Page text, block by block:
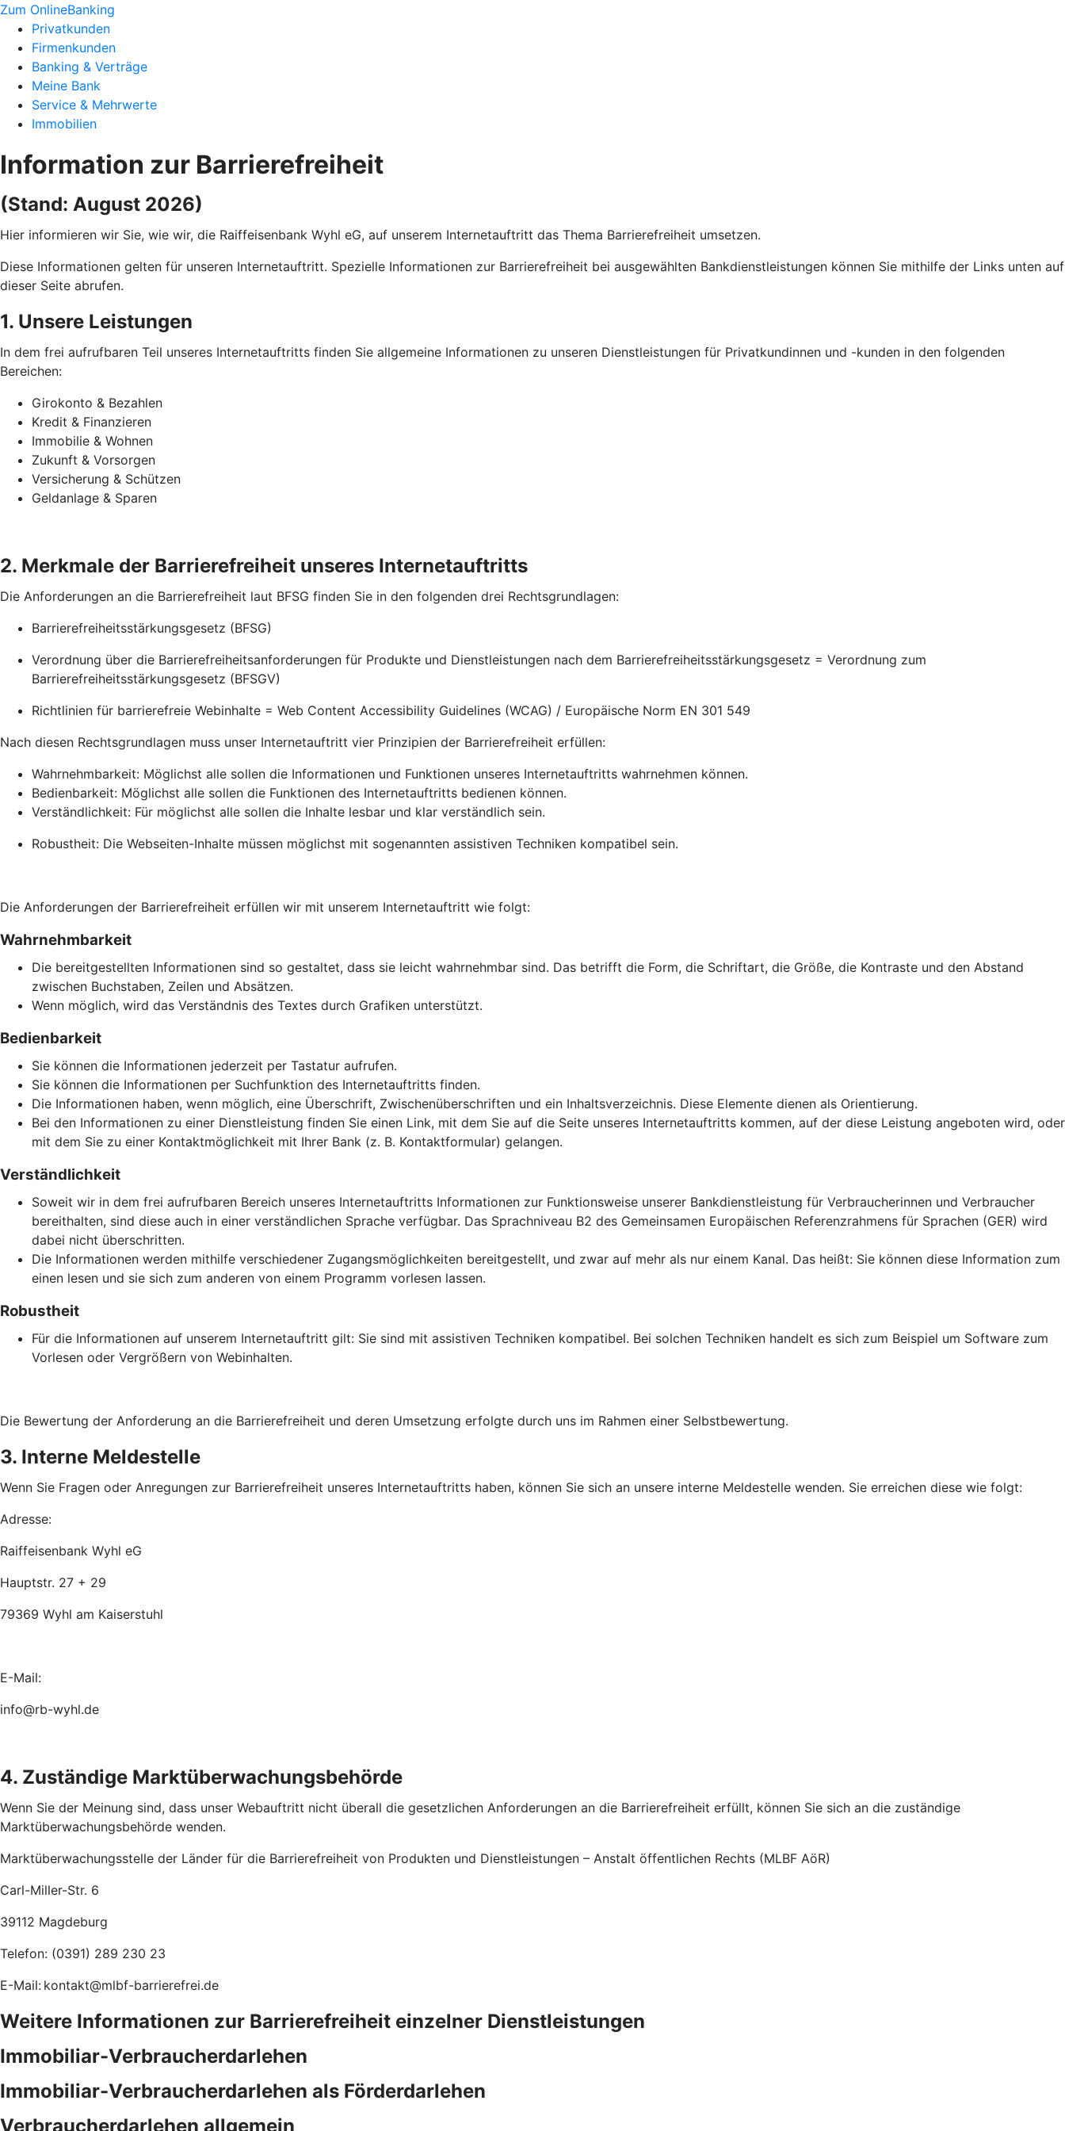
Zum OnlineBanking
Privatkunden
Firmenkunden
Banking & Verträge
Meine Bank
Service & Mehrwerte
Immobilien
Information zur Barrierefreiheit
(Stand: August 2026)
Hier informieren wir Sie, wie wir, die Raiffeisenbank Wyhl eG, auf unserem Internetauftritt das Thema Barrierefreiheit umsetzen.
Diese Informationen gelten für unseren Internetauftritt. Spezielle Informationen zur Barrierefreiheit bei ausgewählten Bankdienstleistungen können Sie mithilfe der Links unten auf
dieser Seite abrufen.
1. Unsere Leistungen
In dem frei aufrufbaren Teil unseres Internetauftritts finden Sie allgemeine Informationen zu unseren Dienstleistungen für Privatkundinnen und -kunden in den folgenden
Bereichen:
Girokonto & Bezahlen
Kredit & Finanzieren
Immobilie & Wohnen
Zukunft & Vorsorgen
Versicherung & Schützen
Geldanlage & Sparen
2. Merkmale der Barrierefreiheit unseres Internetauftritts
Die Anforderungen an die Barrierefreiheit laut BFSG finden Sie in den folgenden drei Rechtsgrundlagen:
Barrierefreiheitsstärkungsgesetz (BFSG)
Verordnung über die Barrierefreiheitsanforderungen für Produkte und Dienstleistungen nach dem Barrierefreiheitsstärkungsgesetz = Verordnung zum
Barrierefreiheitsstärkungsgesetz (BFSGV)
Richtlinien für barrierefreie Webinhalte = Web Content Accessibility Guidelines (WCAG) / Europäische Norm EN 301 549
Nach diesen Rechtsgrundlagen muss unser Internetauftritt vier Prinzipien der Barrierefreiheit erfüllen:
Wahrnehmbarkeit: Möglichst alle sollen die Informationen und Funktionen unseres Internetauftritts wahrnehmen können.
Bedienbarkeit: Möglichst alle sollen die Funktionen des Internetauftritts bedienen können.
Verständlichkeit: Für möglichst alle sollen die Inhalte lesbar und klar verständlich sein.
Robustheit: Die Webseiten-Inhalte müssen möglichst mit sogenannten assistiven Techniken kompatibel sein.
Die Anforderungen der Barrierefreiheit erfüllen wir mit unserem Internetauftritt wie folgt:
Wahrnehmbarkeit
Die bereitgestellten Informationen sind so gestaltet, dass sie leicht wahrnehmbar sind. Das betrifft die Form, die Schriftart, die Größe, die Kontraste und den Abstand
zwischen Buchstaben, Zeilen und Absätzen.
Wenn möglich, wird das Verständnis des Textes durch Grafiken unterstützt.
Bedienbarkeit
Sie können die Informationen jederzeit per Tastatur aufrufen.
Sie können die Informationen per Suchfunktion des Internetauftritts finden.
Die Informationen haben, wenn möglich, eine Überschrift, Zwischenüberschriften und ein Inhaltsverzeichnis. Diese Elemente dienen als Orientierung.
Bei den Informationen zu einer Dienstleistung finden Sie einen Link, mit dem Sie auf die Seite unseres Internetauftritts kommen, auf der diese Leistung angeboten wird, oder
mit dem Sie zu einer Kontaktmöglichkeit mit Ihrer Bank (z. B. Kontaktformular) gelangen.
Verständlichkeit
Soweit wir in dem frei aufrufbaren Bereich unseres Internetauftritts Informationen zur Funktionsweise unserer Bankdienstleistung für Verbraucherinnen und Verbraucher
bereithalten, sind diese auch in einer verständlichen Sprache verfügbar. Das Sprachniveau B2 des Gemeinsamen Europäischen Referenzrahmens für Sprachen (GER) wird
dabei nicht überschritten.
Die Informationen werden mithilfe verschiedener Zugangsmöglichkeiten bereitgestellt, und zwar auf mehr als nur einem Kanal. Das heißt: Sie können diese Information zum
einen lesen und sie sich zum anderen von einem Programm vorlesen lassen.
Robustheit
Für die Informationen auf unserem Internetauftritt gilt: Sie sind mit assistiven Techniken kompatibel. Bei solchen Techniken handelt es sich zum Beispiel um Software zum
Vorlesen oder Vergrößern von Webinhalten.
Die Bewertung der Anforderung an die Barrierefreiheit und deren Umsetzung erfolgte durch uns im Rahmen einer Selbstbewertung.
3. Interne Meldestelle
Wenn Sie Fragen oder Anregungen zur Barrierefreiheit unseres Internetauftritts haben, können Sie sich an unsere interne Meldestelle wenden. Sie erreichen diese wie folgt:
Adresse:
Raiffeisenbank Wyhl eG
Hauptstr. 27 + 29
79369 Wyhl am Kaiserstuhl
E-Mail:
info@rb-wyhl.de
4. Zuständige Marktüberwachungsbehörde
Wenn Sie der Meinung sind, dass unser Webauftritt nicht überall die gesetzlichen Anforderungen an die Barrierefreiheit erfüllt, können Sie sich an die zuständige
Marktüberwachungsbehörde wenden.
Marktüberwachungsstelle der Länder für die Barrierefreiheit von Produkten und Dienstleistungen – Anstalt öffentlichen Rechts (MLBF AöR)
Carl-Miller-Str. 6
39112 Magdeburg
Telefon: (0391) 289 230 23
E-Mail: kontakt@mlbf-barrierefrei.de
Weitere Informationen zur Barrierefreiheit einzelner Dienstleistungen
Immobiliar-Verbraucherdarlehen
Immobiliar-Verbraucherdarlehen als Förderdarlehen
Verbraucherdarlehen allgemein